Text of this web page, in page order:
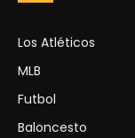
Los Atléticos
MLB
Futbol
Baloncesto